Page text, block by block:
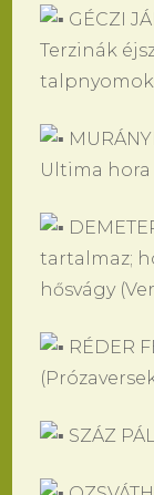
GÉCZI
Terzinák
Ultima hora
tartalmaz;
hősvágy
RÉDER
SZÁZ